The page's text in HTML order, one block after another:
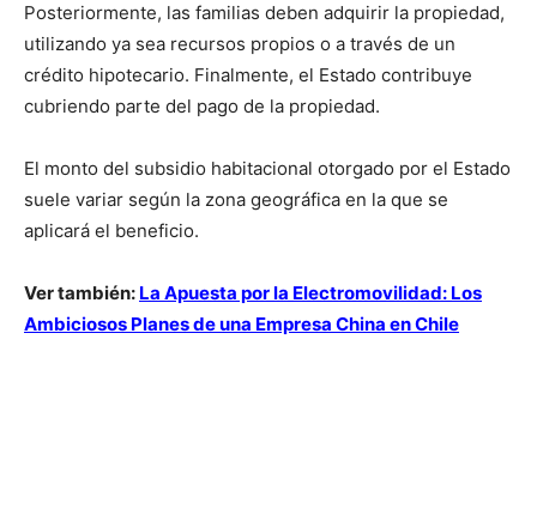
Posteriormente, las familias deben adquirir la propiedad,
utilizando ya sea recursos propios o a través de un
crédito hipotecario. Finalmente, el Estado contribuye
cubriendo parte del pago de la propiedad.
El monto del subsidio habitacional otorgado por el Estado
suele variar según la zona geográfica en la que se
aplicará el beneficio.
Ver también: La Apuesta por la Electromovilidad: Los
Ambiciosos Planes de una Empresa China en Chile